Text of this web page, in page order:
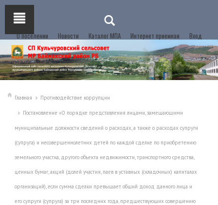
О поселении Новости Каталог МПА Интернет приемная Вход
Главная Противодействие коррупции
Постановление «О порядке представления лицами, замещающими
муниципальные должности сведений о расходах, а также о расходах супруги
(супруга) и несовершеннолетних детей по каждой сделке по приобретению
земельного участка, другого объекта недвижимости, транспортного средства,
ценных бумаг, акций (долей участия, паев в уставных (складочных) капиталах
организаций), если сумма сделки превышает общий доход данного лица и
его супруги (супруга) за три последних года, предшествующих совершению